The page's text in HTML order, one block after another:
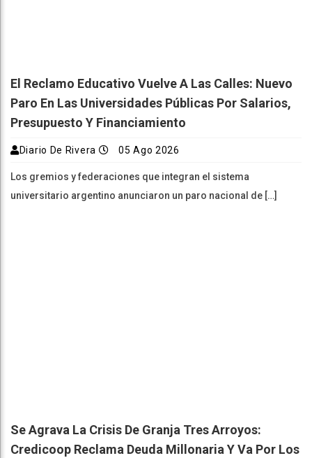
El Reclamo Educativo Vuelve A Las Calles: Nuevo
Paro En Las Universidades Públicas Por Salarios,
Presupuesto Y Financiamiento
Diario De Rivera 05 Ago 2026
Los gremios y federaciones que integran el sistema
universitario argentino anunciaron un paro nacional de […]
Se Agrava La Crisis De Granja Tres Arroyos:
Credicoop Reclama Deuda Millonaria Y Va Por Los